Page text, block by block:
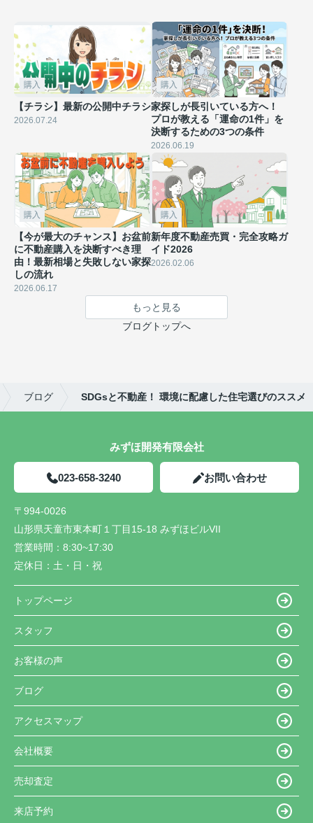
購入
【チラシ】最新の公開中チラシ
2026.07.24
購入
家探しが長引いている方へ！
プロが教える「運命の1件」を
決断するための3つの条件
2026.06.19
購入
【今が最大のチャンス】お盆前
に不動産購入を決断すべき理
由！最新相場と失敗しない家探
しの流れ
2026.06.17
購入
新年度不動産売買・完全攻略ガ
イド2026
2026.02.06
もっと見る
ブログトップへ
ブログ SDGsと不動産！ 環境に配慮した住宅選びのススメ
みずほ開発有限会社
023-658-3240 お問い合わせ
〒994-0026
山形県天童市東本町１丁目15-18 みずほビルVII
営業時間： 8:30~17:30
定休日： 土・日・祝
トップページ
スタッフ
お客様の声
ブログ
アクセスマップ
会社概要
売却査定
来店予約